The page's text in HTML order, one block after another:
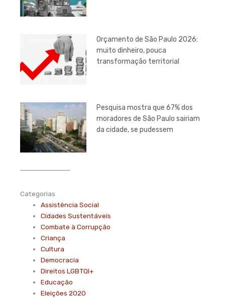
Orçamento de São Paulo 2026:
muito dinheiro, pouca
transformação territorial
Pesquisa mostra que 67% dos
moradores de São Paulo sairiam
da cidade, se pudessem
Categorias
Assistência Social
Cidades Sustentáveis
Combate à Corrupção
Criança
Cultura
Democracia
Direitos LGBTQI+
Educação
Eleições 2020